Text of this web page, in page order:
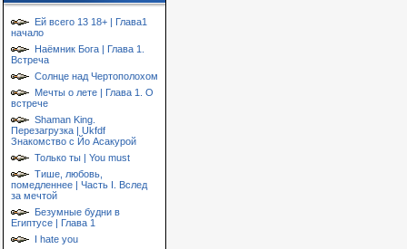
Ей всего 13 18+ | Глава1
начало
Наёмник Бога | Глава 1.
Встреча
Солнце над Чертополохом
Мечты о лете | Глава 1. О
встрече
Shaman King.
Перезагрузка | Ukfdf
Знакомство с Йо Асакурой
Только ты | You must
Тише, любовь,
помедленнее | Часть I. Вслед
за мечтой
Безумные будни в
Египтусе | Глава 1
I hate you